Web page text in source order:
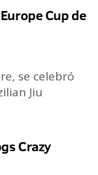
Cup de
se celebró
Jiu
Crazy